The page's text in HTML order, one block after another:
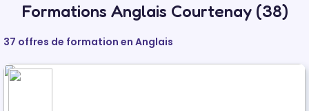
Formations Anglais Courtenay (38)
37 offres de formation en Anglais